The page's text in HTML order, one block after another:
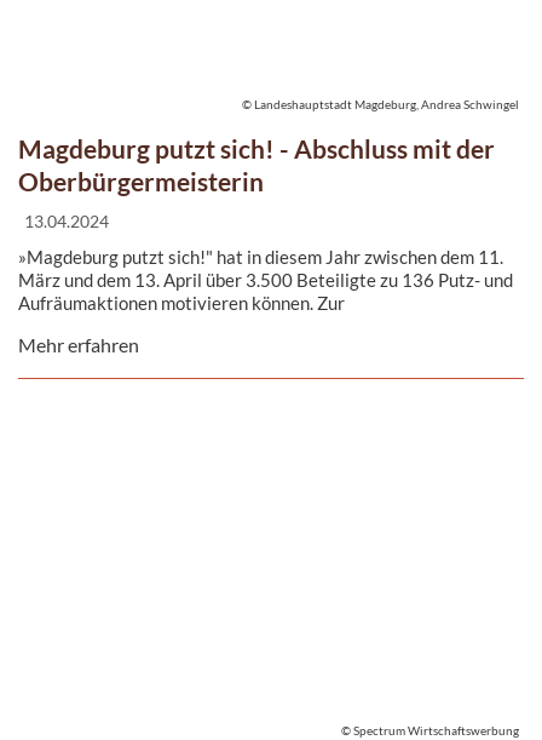
Magdeburg putzt sich! - Abschluss mit der
Oberbürgermeisterin
13.04.2024
»Magdeburg putzt sich!" hat in diesem Jahr zwischen dem 11.
März und dem 13. April über 3.500 Beteiligte zu 136 Putz- und
Aufräumaktionen motivieren können. Zur
Stadtverwaltung und ihrer Partner gemeinsam mit
Mehr erfahren
© Landeshauptstadt Magdeburg, Andrea Schwingel
© Spectrum Wirtschaftswerbung